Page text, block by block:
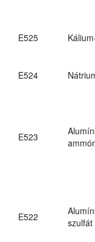
E525
E524
E523
E522
szulfát